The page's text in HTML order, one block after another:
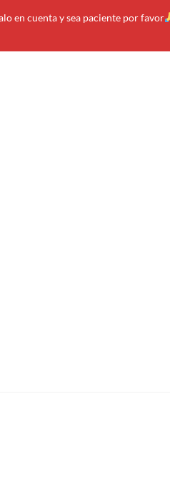
en cuenta y sea paciente por favor